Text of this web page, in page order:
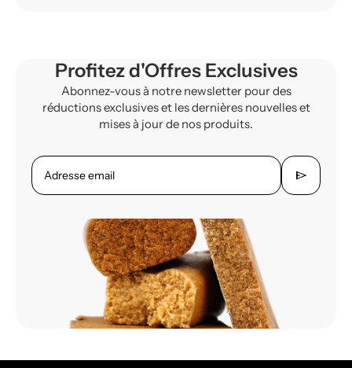
Profitez d'Offres Exclusives
Abonnez-vous à notre newsletter pour des
réductions exclusives et les dernières nouvelles et
mises à jour de nos produits.
Adresse email send